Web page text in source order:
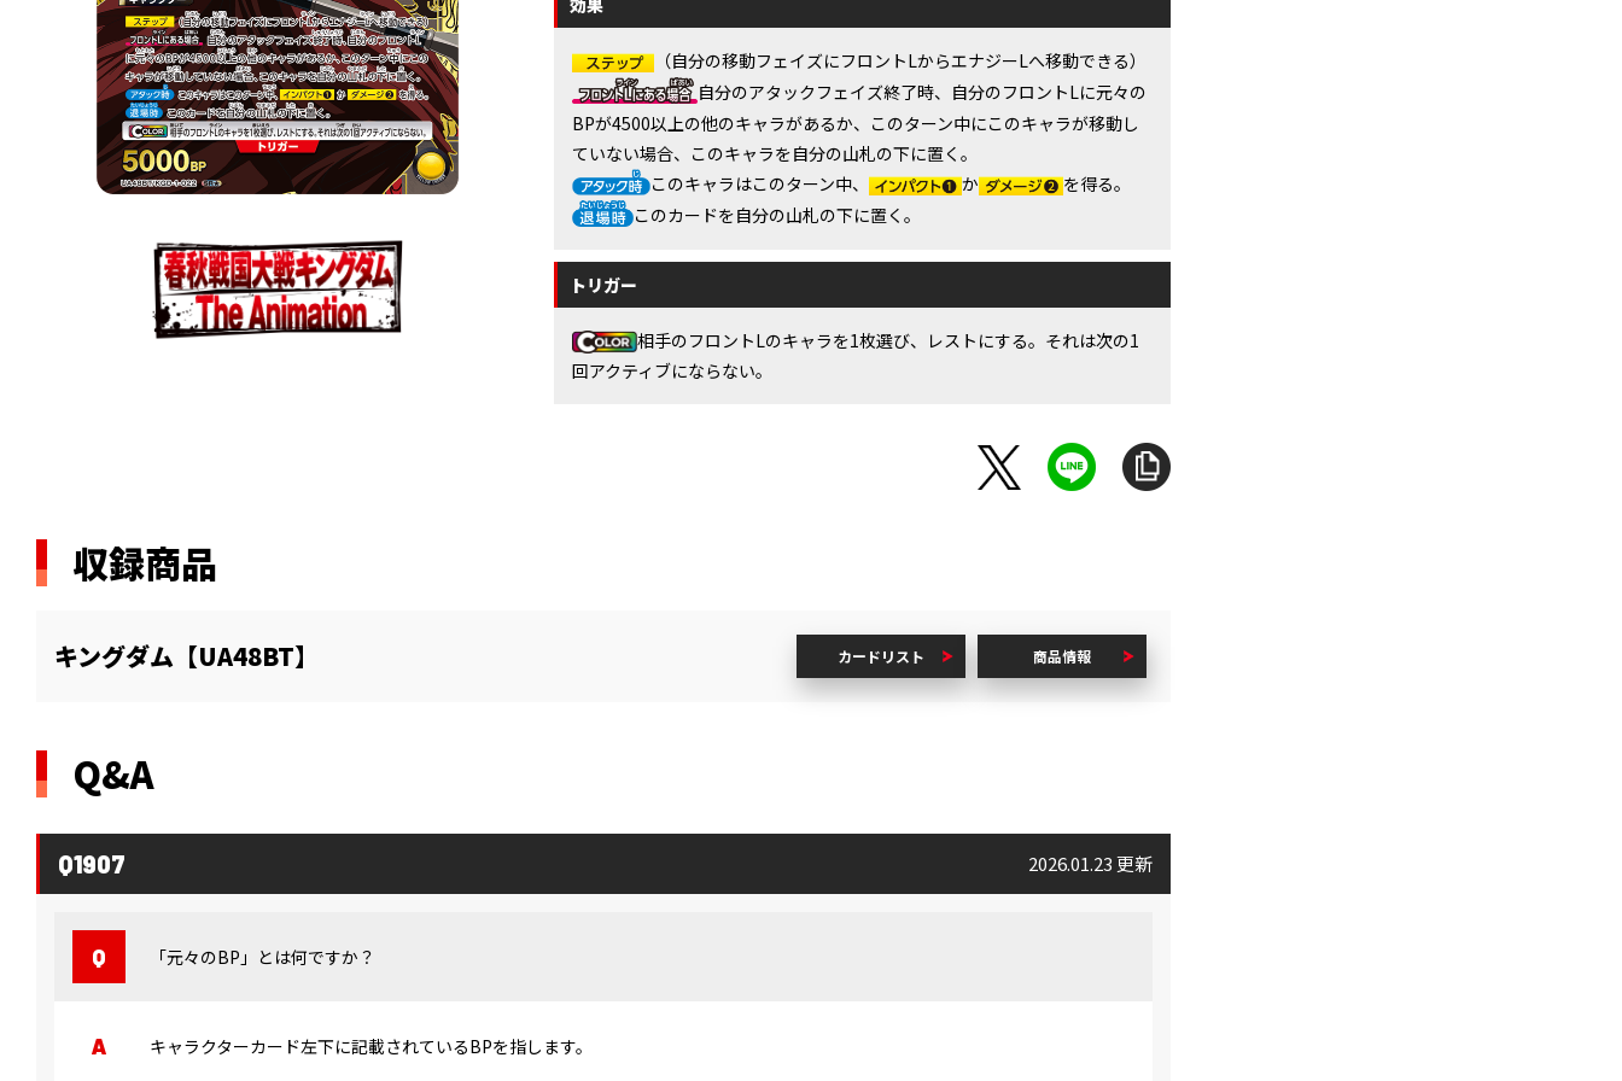
効果
（自分の移動フェイズにフロントLからエナジーLへ移動できる）
自分のアタックフェイズ終了時、自分のフロントLに元々の
BPが4500以上の他のキャラがあるか、このターン中にこのキャラが移動し
ていない場合、このキャラを自分の山札の下に置く。
このキャラはこのターン中、
か
を得る。
このカードを自分の山札の下に置く。
トリガー
相手のフロントLのキャラを1枚選び、レストにする。それは次の1
回アクティブにならない。
収録商品
キングダム【UA48BT】 カードリスト 商品情報
Q&A
Q1907 2026.01.23 更新
「元々のBP」とは何ですか？
キャラクターカード左下に記載されているBPを指します。